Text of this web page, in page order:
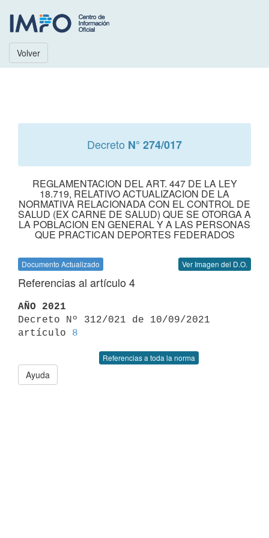
Volver
Decreto N° 274/017
REGLAMENTACION DEL ART. 447 DE LA LEY
18.719, RELATIVO ACTUALIZACION DE LA
NORMATIVA RELACIONADA CON EL CONTROL DE
SALUD (EX CARNE DE SALUD) QUE SE OTORGA A
LA POBLACION EN GENERAL Y A LAS PERSONAS
QUE PRACTICAN DEPORTES FEDERADOS
Documento Actualizado Ver Imagen del D.O.
Referencias al artículo 4
AÑO 2021
Decreto Nº 312/021 de 10/09/2021
artículo 8
Referencias a toda la norma
Ayuda